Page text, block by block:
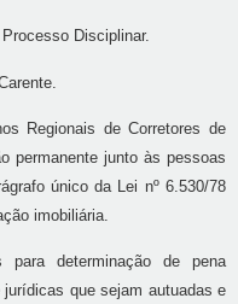
Disciplinar.
Regionais de Corretores de
permanente junto às pessoas
único da Lei nº 6.530/78
imobiliária.
para determinação de pena
que sejam autuadas e